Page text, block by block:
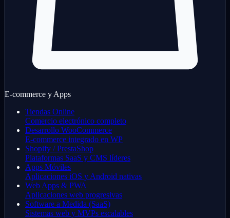
E-commerce y Apps
Tiendas Online
Comercio electrónico completo
Desarrollo WooCommerce
E-commerce integrado en WP
Shopify / PrestaShop
Plataformas SaaS y CMS líderes
Apps Móviles
Aplicaciones iOS y Android nativas
Web Apps & PWA
Aplicaciones web progresivas
Software a Medida (SaaS)
Sistemas web y MVPs escalables